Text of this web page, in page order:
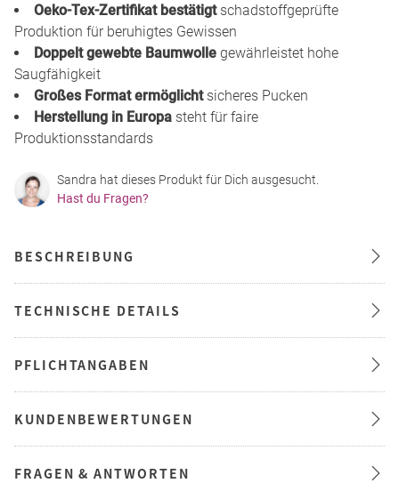
Oeko-Tex-Zertifikat bestätigtschadstoffgeprüfte
Produktion für beruhigtes Gewissen
Doppelt gewebte Baumwolle gewährleistet hohe
Saugfähigkeit
Großes Format ermöglichtsicheres Pucken
Herstellung in Europa steht für faire
Produktionsstandards
Sandra hat dieses Produkt für Dich ausgesucht.
Hast du Fragen?
BESCHREIBUNG
TECHNISCHE DETAILS
PFLICHTANGABEN
KUNDENBEWERTUNGEN
FRAGEN & ANTWORTEN